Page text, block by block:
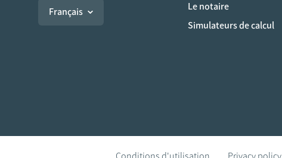
Français
Le notaire
Simulateurs de calcul